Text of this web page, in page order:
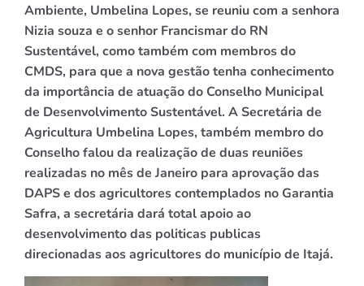
Ambiente, Umbelina Lopes, se reuniu com a senhora
Nizia souza e o senhor Francismar do RN
Sustentável, como também com membros do
CMDS, para que a nova gestão tenha conhecimento
da importância de atuação do Conselho Municipal
de Desenvolvimento Sustentável. A Secretária de
Agricultura Umbelina Lopes, também membro do
Conselho falou da realização de duas reuniões
realizadas no mês de Janeiro para aprovação das
DAPS e dos agricultores contemplados no Garantia
Safra, a secretária dará total apoio ao
desenvolvimento das politicas publicas
direcionadas aos agricultores do município de Itajá.